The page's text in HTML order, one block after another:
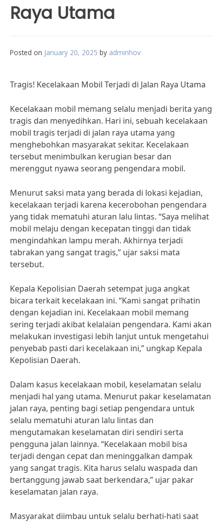
Raya Utama
Posted on January 20, 2025 by adminhov
Tragis! Kecelakaan Mobil Terjadi di Jalan Raya Utama
Kecelakaan mobil memang selalu menjadi berita yang
tragis dan menyedihkan. Hari ini, sebuah kecelakaan
mobil tragis terjadi di jalan raya utama yang
menghebohkan masyarakat sekitar. Kecelakaan
tersebut menimbulkan kerugian besar dan
merenggut nyawa seorang pengendara mobil.
Menurut saksi mata yang berada di lokasi kejadian,
kecelakaan terjadi karena kecerobohan pengendara
yang tidak mematuhi aturan lalu lintas. “Saya melihat
mobil melaju dengan kecepatan tinggi dan tidak
mengindahkan lampu merah. Akhirnya terjadi
tabrakan yang sangat tragis,” ujar saksi mata
tersebut.
Kepala Kepolisian Daerah setempat juga angkat
bicara terkait kecelakaan ini. “Kami sangat prihatin
dengan kejadian ini. Kecelakaan mobil memang
sering terjadi akibat kelalaian pengendara. Kami akan
melakukan investigasi lebih lanjut untuk mengetahui
penyebab pasti dari kecelakaan ini,” ungkap Kepala
Kepolisian Daerah.
Dalam kasus kecelakaan mobil, keselamatan selalu
menjadi hal yang utama. Menurut pakar keselamatan
jalan raya, penting bagi setiap pengendara untuk
selalu mematuhi aturan lalu lintas dan
mengutamakan keselamatan diri sendiri serta
pengguna jalan lainnya. “Kecelakaan mobil bisa
terjadi dengan cepat dan meninggalkan dampak
yang sangat tragis. Kita harus selalu waspada dan
bertanggung jawab saat berkendara,” ujar pakar
keselamatan jalan raya.
Masyarakat diimbau untuk selalu berhati-hati saat